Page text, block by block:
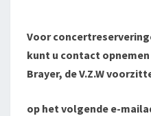
Voor
kunt u contact
Brayer, de V.Z.W
op het volgende e-